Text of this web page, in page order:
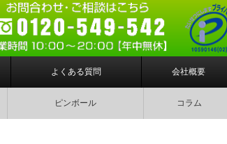
よくある質問 会社概要
ピンボール コラム